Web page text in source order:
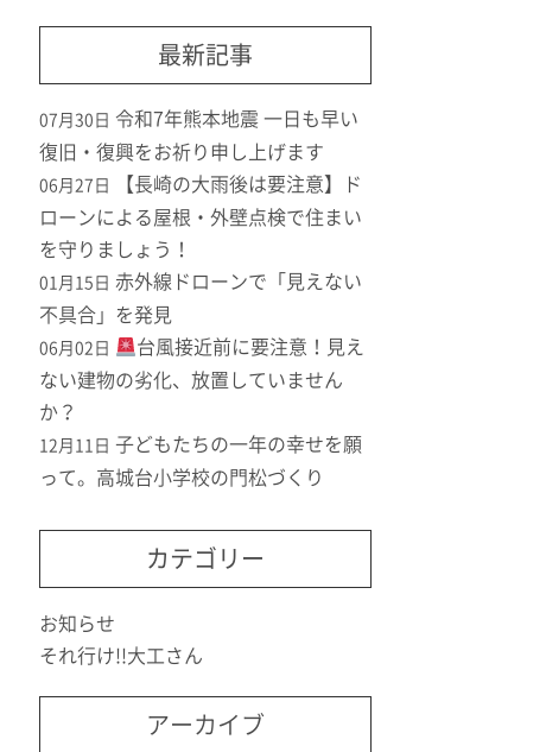
最新記事
07月30日 令和7年熊本地震 一日も早い
復旧・復興をお祈り申し上げます
06月27日
【長崎の大雨後は要注意】ド
ローンによる屋根・外壁点検で住まい
を守りましょう！
01月15日 赤外線ドローンで「見えない
不具合」を発見
06月02日
台風接近前に要注意！見え
ない建物の劣化、放置していません
か？
12月11日 子どもたちの一年の幸せを願
って。高城台小学校の門松づくり
カテゴリー
お知らせ
それ行け!!大工さん
アーカイブ